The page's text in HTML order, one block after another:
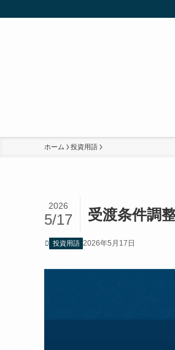
ホーム 投資用語
受渡条件調
2026
5/17
投資用語 2026年5月17日